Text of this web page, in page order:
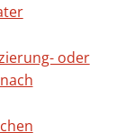
oder